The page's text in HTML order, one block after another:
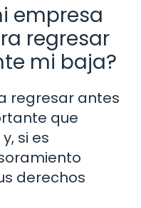
empresa
regresar
mi baja?
regresar antes
que
si es
derechos